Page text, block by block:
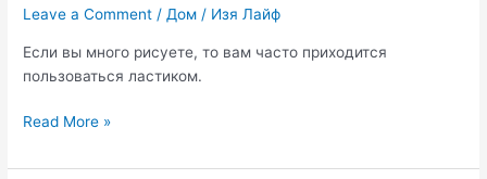
Leave a Comment / Дом / Изя Лайф
Если вы много рисуете, то вам часто приходится
пользоваться ластиком.
Как
мягкий
Read More »